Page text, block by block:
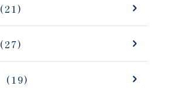
(21)
(27)
(19)